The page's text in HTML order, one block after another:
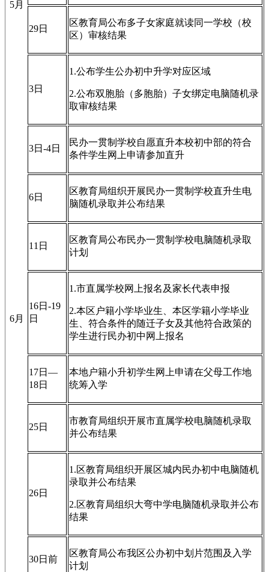
5月
29日
区教育局公布多子女家庭就读同一学校（校
区）审核结果
6月
3日
1.公布学生公办初中升学对应区域
2.公布双胞胎（多胞胎）子女绑定电脑随机录
取审核结果
3日-4日
民办一贯制学校自愿直升本校初中部的符合
条件学生网上申请参加直升
6日
区教育局组织开展民办一贯制学校直升生电
脑随机录取并公布结果
11日
区教育局公布民办一贯制学校电脑随机录取
计划
16日-19
日
1.市直属学校网上报名及家长代表申报
2.本区户籍小学毕业生、本区学籍小学毕业
生、符合条件的随迁子女及其他符合政策的
学生进行民办初中网上报名
17日—
18日
本地户籍小升初学生网上申请在父母工作地
统筹入学
25日
市教育局组织开展市直属学校电脑随机录取
并公布结果
26日
1.区教育局组织开展区城内民办初中电脑随机
录取并公布结果
2.区教育局组织大弯中学电脑随机录取并公布
结果
30日前
区教育局公布我区公办初中划片范围及入学
计划